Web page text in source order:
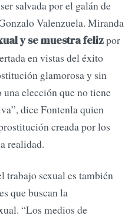
salvada por el galán de
Valenzuela. Miranda
y se muestra felizpor
en vistas del éxito
glamorosa y sin
una elección que no tiene
dice Fontenla quien
creada por los
realidad.
sexual es también
que buscan la
“Los medios de